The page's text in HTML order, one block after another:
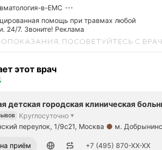
в-EMC
помощь при травмах любой
24/7. Звоните! Реклама
этот врач
детская городская клиническая
Круглосуточно
переулок, 1/9с21, Москва
м.
приём +7 (495) 870-XX-XX